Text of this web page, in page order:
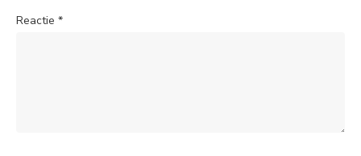
Reactie *